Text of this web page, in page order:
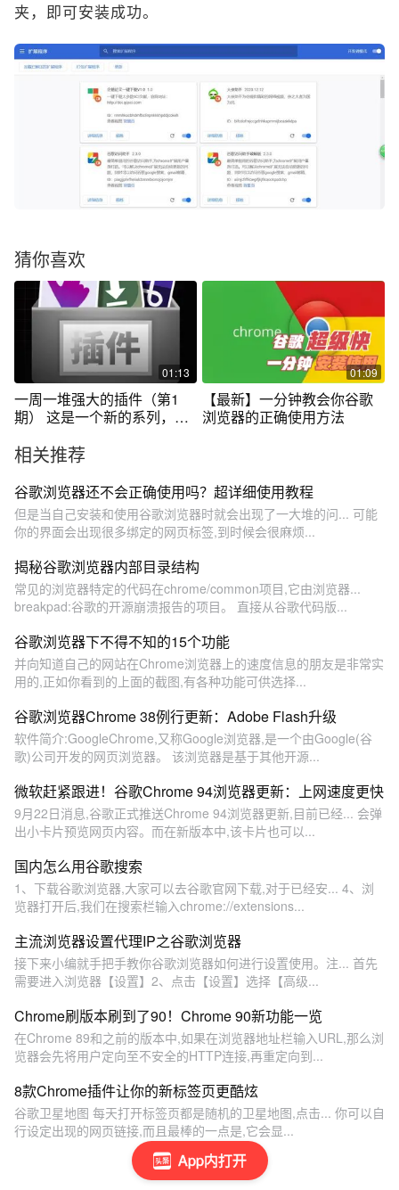
App内打开
夹，即可安装成功。
猜你喜欢
01:13
一周一堆强大的插件（第1
期） 这是一个新的系列，每
冷门，但很强大的插件#浏览
器 #浏览器插件 #插件
#chrome #edge
01:09
【最新】一分钟教会你谷歌
浏览器的正确使用方法
相关推荐
谷歌浏览器还不会正确使用吗？超详细使用教程
但是当自己安装和使用谷歌浏览器时就会出现了一大堆的问... 可能
你的界面会出现很多绑定的网页标签,到时候会很麻烦...
揭秘谷歌浏览器内部目录结构
常见的浏览器特定的代码在chrome/common项目,它由浏览器...
breakpad:谷歌的开源崩溃报告的项目。 直接从谷歌代码版...
谷歌浏览器下不得不知的15个功能
并向知道自己的网站在Chrome浏览器上的速度信息的朋友是非常实
用的,正如你看到的上面的截图,有各种功能可供选择...
谷歌浏览器Chrome 38例行更新：Adobe Flash升级
软件简介:GoogleChrome,又称Google浏览器,是一个由Google(谷
歌)公司开发的网页浏览器。 该浏览器是基于其他开源...
微软赶紧跟进！谷歌Chrome 94浏览器更新：上网速度更快
9月22日消息,谷歌正式推送Chrome 94浏览器更新,目前已经... 会弹
出小卡片预览网页内容。而在新版本中,该卡片也可以...
国内怎么用谷歌搜索
1、下载谷歌浏览器,大家可以去谷歌官网下载,对于已经安... 4、浏
览器打开后,我们在搜索栏输入chrome://extensions...
主流浏览器设置代理IP之谷歌浏览器
接下来小编就手把手教你谷歌浏览器如何进行设置使用。注... 首先
需要进入浏览器【设置】2、点击【设置】选择【高级...
Chrome刷版本刷到了90！Chrome 90新功能一览
在Chrome 89和之前的版本中,如果在浏览器地址栏输入URL,那么浏
览器会先将用户定向至不安全的HTTP连接,再重定向到...
8款Chrome插件让你的新标签页更酷炫
谷歌卫星地图 每天打开标签页都是随机的卫星地图,点击... 你可以自
行设定出现的网页链接,而且最棒的一点是,它会显...